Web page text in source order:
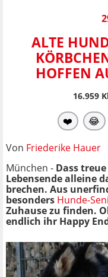
ALTE
HOFFEN
16.959
❤️ 😂
Von Friederike Hauer
München - Dass
Lebensende alleine
brechen. Aus
besonders Hunde-
Zuhause zu finden.
endlich ihr Happy